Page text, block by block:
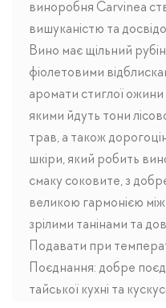
виноробня Carvinea
вишуканістю та
Вино має щільний
фіолетовими
аромати стиглої
якими йдуть тони
трав, а також
шкіри, який робить
смаку соковите, з
великою гармонією між
зрілими танінами та
Подавати при
Поєднання: добре
тайської кухні та